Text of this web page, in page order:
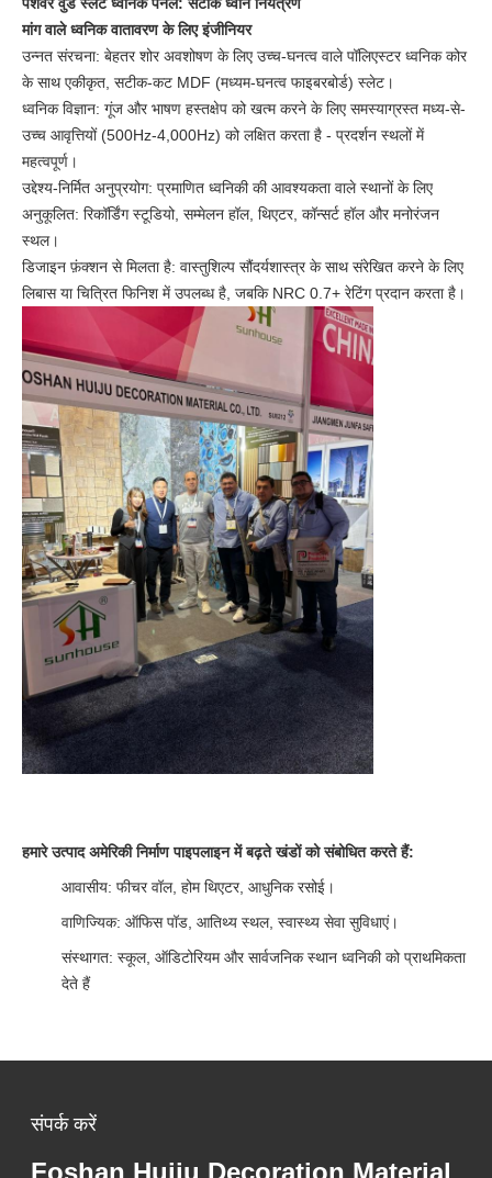
मांग वाले ध्वनिक वातावरण के लिए इंजीनियर
उन्नत संरचना: बेहतर शोर अवशोषण के लिए उच्च-घनत्व वाले पॉलिएस्टर ध्वनिक कोर
के साथ एकीकृत, सटीक-कट MDF (मध्यम-घनत्व फाइबरबोर्ड) स्लेट।
ध्वनिक विज्ञान: गूंज और भाषण हस्तक्षेप को खत्म करने के लिए समस्याग्रस्त मध्य-से-
उच्च आवृत्तियों (500Hz-4,000Hz) को लक्षित करता है - प्रदर्शन स्थलों में
महत्वपूर्ण।
उद्देश्य-निर्मित अनुप्रयोग: प्रमाणित ध्वनिकी की आवश्यकता वाले स्थानों के लिए
अनुकूलित: रिकॉर्डिंग स्टूडियो, सम्मेलन हॉल, थिएटर, कॉन्सर्ट हॉल और मनोरंजन
स्थल।
डिजाइन फ़ंक्शन से मिलता है: वास्तुशिल्प सौंदर्यशास्त्र के साथ संरेखित करने के लिए
लिबास या चित्रित फिनिश में उपलब्ध है, जबकि NRC 0.7+ रेटिंग प्रदान करता है।
हमारे उत्पाद अमेरिकी निर्माण पाइपलाइन में बढ़ते खंडों को संबोधित करते हैं:
आवासीय: फीचर वॉल, होम थिएटर, आधुनिक रसोई।
वाणिज्यिक: ऑफिस पॉड, आतिथ्य स्थल, स्वास्थ्य सेवा सुविधाएं।
संस्थागत: स्कूल, ऑडिटोरियम और सार्वजनिक स्थान ध्वनिकी को प्राथमिकता
देते हैं
संपर्क करें